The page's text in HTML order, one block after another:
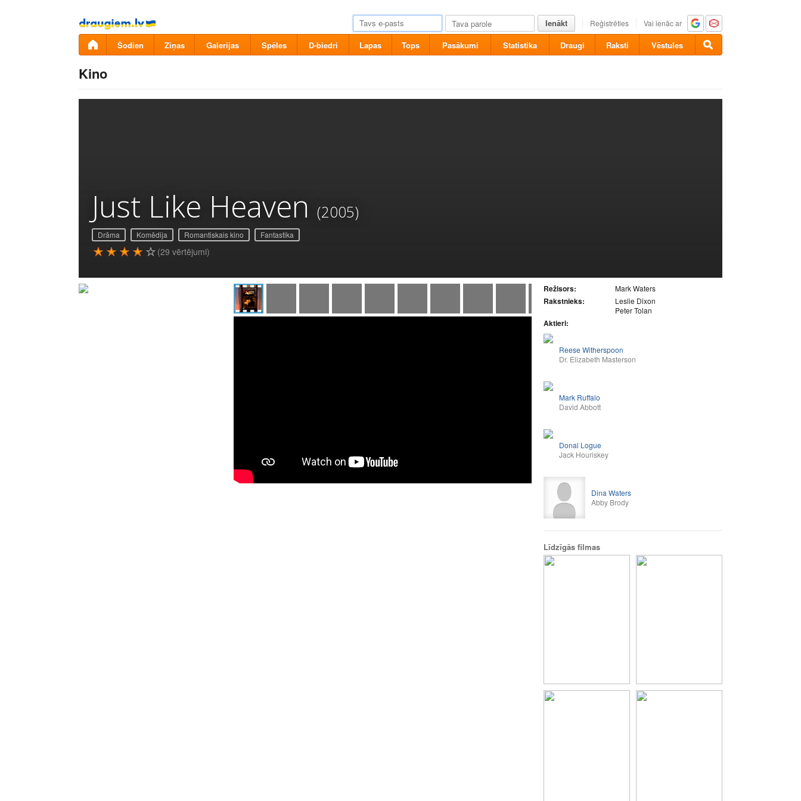
Pāriet
uz
saturu
Ienākt Reģistrēties Vai ienāc ar
Šodien Ziņas Galerijas Spēles D-biedri Lapas Tops Pasākumi Statistika Draugi Raksti Vēstules
Kino
Just Like Heaven (2005)
Drāma Komēdija Romantiskais kino Fantastika
(29 vērtējumi)
Režisors: Mark Waters
Rakstnieks:
Leslie Dixon
Peter Tolan
Aktieri:
Reese Witherspoon
Dr. Elizabeth Masterson
Mark Ruffalo
David Abbott
Donal Logue
Jack Houriskey
Dina Waters
Abby Brody
Līdzīgās filmas